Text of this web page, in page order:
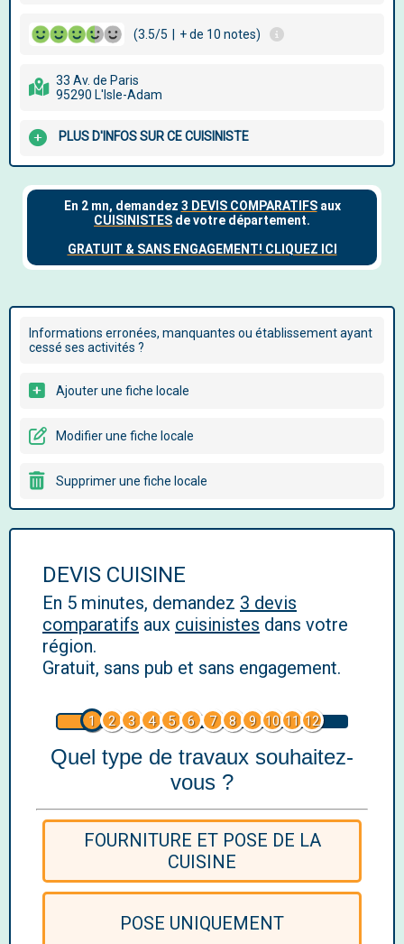
(3.5/5 + de 10 notes)
33 Av. de Paris
95290 L'Isle-Adam
PLUS D'INFOS SUR CE CUISINISTE
Informations erronées, manquantes ou établissement ayant
cessé ses activités ?
Ajouter une fiche locale
Modifier une fiche locale
Supprimer une fiche locale
DEVIS CUISINE
En 5 minutes, demandez 3 devis
comparatifs aux cuisinistes dans votre
région.
Gratuit, sans pub et sans engagement.
1 2 3 4 5 6 7 8 9 10 11 12
Quel type de travaux souhaitez-
vous ?
FOURNITURE ET POSE DE LA
CUISINE
POSE UNIQUEMENT